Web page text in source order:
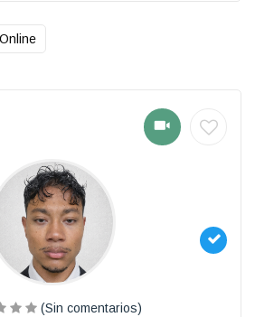
Online
(Sin comentarios)